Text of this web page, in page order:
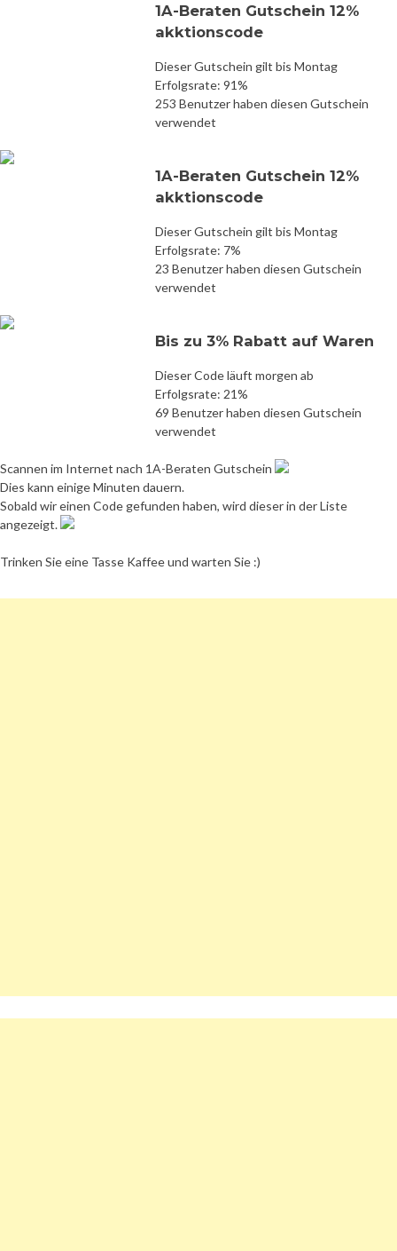
1A-Beraten Gutschein 12%
akktionscode
Dieser Gutschein gilt bis Montag
Erfolgsrate: 91%
253 Benutzer haben diesen Gutschein
verwendet
1A-Beraten Gutschein 12%
akktionscode
Dieser Gutschein gilt bis Montag
Erfolgsrate: 7%
23 Benutzer haben diesen Gutschein
verwendet
Bis zu 3% Rabatt auf Waren
Dieser Code läuft morgen ab
Erfolgsrate: 21%
69 Benutzer haben diesen Gutschein
verwendet
Scannen im Internet nach 1A-Beraten Gutschein
Dies kann einige Minuten dauern.
Sobald wir einen Code gefunden haben, wird dieser in der Liste
angezeigt.
Trinken Sie eine Tasse Kaffee und warten Sie :)